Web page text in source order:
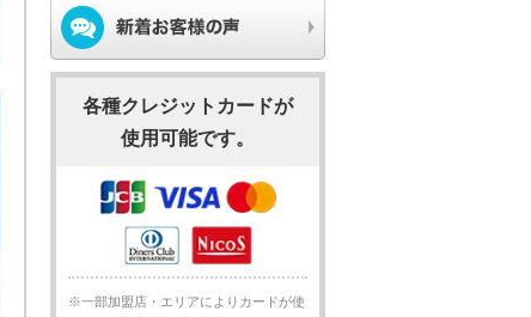
各種クレジットカードが
使用可能です。
※一部加盟店・エリアによりカードが使